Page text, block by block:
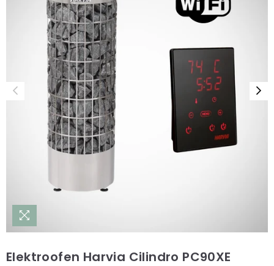
Elektroofen Harvia Cilindro PC90XE